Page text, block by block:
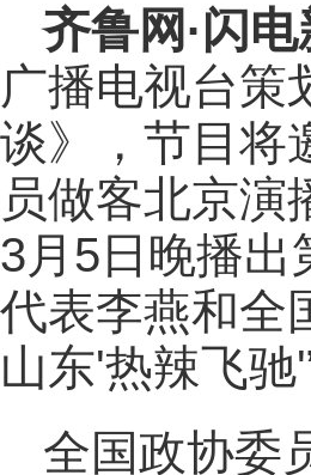
齐鲁网 ·闪
广播电视台策
谈》，节目将
员做客北京演
3月5日晚播出
代表李燕和全
山东'热辣飞驰
全国政协委